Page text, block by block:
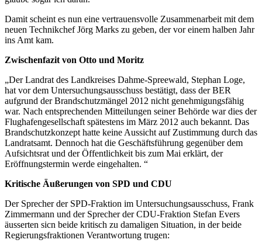
Damit scheint es nun eine vertrauensvolle Zusammenarbeit mit dem
neuen Technikchef Jörg Marks zu geben, der vor einem halben Jahr
ins Amt kam.
Zwischenfazit von Otto und Moritz
„Der Landrat des Landkreises Dahme-Spreewald, Stephan Loge,
hat vor dem Untersuchungsausschuss bestätigt, dass der BER
aufgrund der Brandschutzmängel 2012 nicht genehmigungsfähig
war. Nach entsprechenden Mitteilungen seiner Behörde war dies der
Flughafengesellschaft spätestens im März 2012 auch bekannt. Das
Brandschutzkonzept hatte keine Aussicht auf Zustimmung durch das
Landratsamt. Dennoch hat die Geschäftsführung gegenüber dem
Aufsichtsrat und der Öffentlichkeit bis zum Mai erklärt, der
Eröffnungstermin werde eingehalten. “
Kritische Äußerungen von SPD und CDU
Der Sprecher der SPD-Fraktion im Untersuchungsausschuss, Frank
Zimmermann und der Sprecher der CDU-Fraktion Stefan Evers
äusserten sicn beide kritisch zu damaligen Situation, in der beide
Regierungsfraktionen Verantwortung trugen: